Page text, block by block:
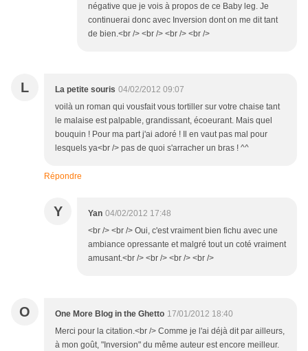
négative que je vois à propos de ce Baby leg. Je
continuerai donc avec Inversion dont on me dit tant
de bien.<br /> <br /> <br /> <br />
L La petite souris 04/02/2012 09:07
voilà un roman qui vousfait vous tortiller sur votre chaise tant
le malaise est palpable, grandissant, écoeurant. Mais quel
bouquin ! Pour ma part j'ai adoré ! Il en vaut pas mal pour
lesquels ya<br /> pas de quoi s'arracher un bras ! ^^
Répondre
Y Yan 04/02/2012 17:48
<br /> <br /> Oui, c'est vraiment bien fichu avec une
ambiance opressante et malgré tout un coté vraiment
amusant.<br /> <br /> <br /> <br />
O One More Blog in the Ghetto 17/01/2012 18:40
Merci pour la citation.<br /> Comme je l'ai déjà dit par ailleurs,
à mon goût, "Inversion" du même auteur est encore meilleur.